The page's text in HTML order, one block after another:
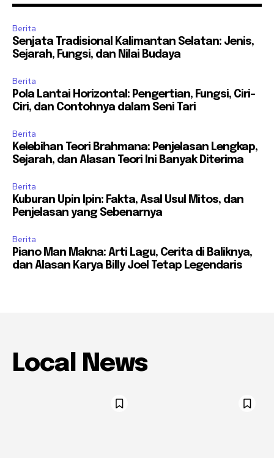
Berita
Senjata Tradisional Kalimantan Selatan: Jenis,
Sejarah, Fungsi, dan Nilai Budaya
Berita
Pola Lantai Horizontal: Pengertian, Fungsi, Ciri-
Ciri, dan Contohnya dalam Seni Tari
Berita
Kelebihan Teori Brahmana: Penjelasan Lengkap,
Sejarah, dan Alasan Teori Ini Banyak Diterima
Berita
Kuburan Upin Ipin: Fakta, Asal Usul Mitos, dan
Penjelasan yang Sebenarnya
Berita
Piano Man Makna: Arti Lagu, Cerita di Baliknya,
dan Alasan Karya Billy Joel Tetap Legendaris
Local News